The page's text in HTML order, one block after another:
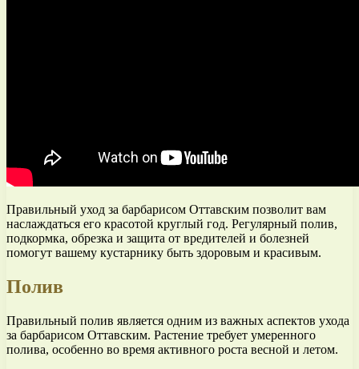
Правильный уход за барбарисом Оттавским позволит вам
наслаждаться его красотой круглый год. Регулярный полив,
подкормка, обрезка и защита от вредителей и болезней
помогут вашему кустарнику быть здоровым и красивым.
Полив
Правильный полив является одним из важных аспектов ухода
за барбарисом Оттавским. Растение требует умеренного
полива, особенно во время активного роста весной и летом.